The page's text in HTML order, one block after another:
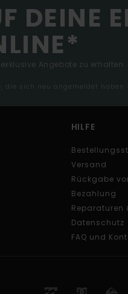
DEINE
Angebote zu erhalten.
die sich neu angemeldet
HILFE
Versand
Rückgabe
Bezahlung
Reparaturen
Datenschutz
FAQ und